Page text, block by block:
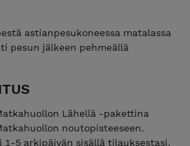
astianpesukoneessa matalassa
pesun jälkeen pehmeällä
Lähellä -pakettina
noutopisteeseen.
1-5 arkipäivän sisällä tilauksestasi.